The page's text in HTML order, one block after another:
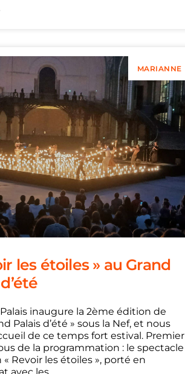
MARIANNE
les étoiles » au Grand
inaugure la 2ème édition de
Palais d’été » sous la Nef, et nous
de ce temps fort estival. Premier
de la programmation : le spectacle
« Revoir les étoiles », porté en
avec les